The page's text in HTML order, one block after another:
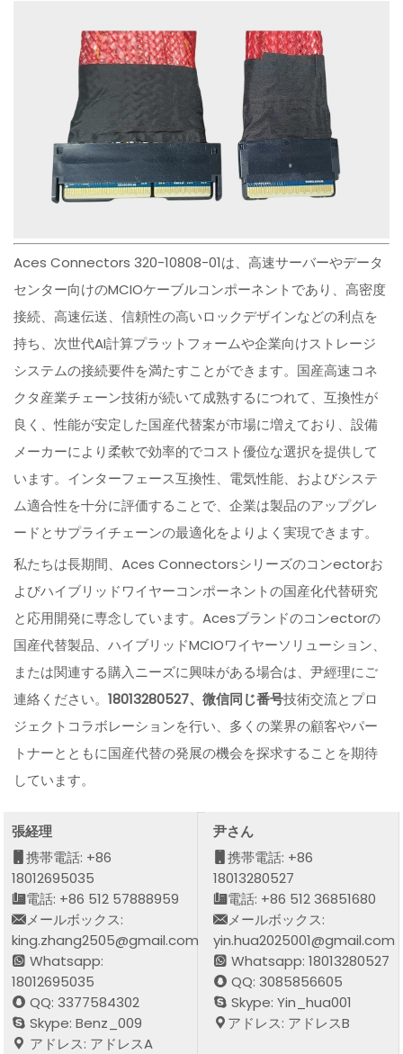
Aces Connectors 320-10808-01は、高速サーバーやデータ
センター向けのMCIOケーブルコンポーネントであり、高密度
接続、高速伝送、信頼性の高いロックデザインなどの利点を
持ち、次世代AI計算プラットフォームや企業向けストレージ
システムの接続要件を満たすことができます。国産高速コネ
クタ産業チェーン技術が続いて成熟するにつれて、互換性が
良く、性能が安定した国産代替案が市場に増えており、設備
メーカーにより柔軟で効率的でコスト優位な選択を提供して
います。インターフェース互換性、電気性能、およびシステ
ム適合性を十分に評価することで、企業は製品のアップグレ
ードとサプライチェーンの最適化をよりよく実現できます。
私たちは長期間、Aces Connectorsシリーズのコンectorお
よびハイブリッドワイヤーコンポーネントの国産化代替研究
と応用開発に専念しています。Acesブランドのコンectorの
国産代替製品、ハイブリッドMCIOワイヤーソリューション、
または関連する購入ニーズに興味がある場合は、尹經理にご
連絡ください。18013280527、微信同じ番号技術交流とプロ
ジェクトコラボレーションを行い、多くの業界の顧客やパー
トナーとともに国産代替の発展の機会を探求することを期待
しています。
張経理
携帯電話: +86
18012695035
電話: +86 512 57888959
メールボックス:
king.zhang2505@gmail.com
Whatsapp:
18012695035
QQ: 3377584302
Skype: Benz_009
アドレス: アドレスA
尹さん
携帯電話: +86
18013280527
電話: +86 512 36851680
メールボックス:
yin.hua2025001@gmail.com
Whatsapp: 18013280527
QQ: 3085856605
Skype: Yin_hua001
アドレス: アドレスB